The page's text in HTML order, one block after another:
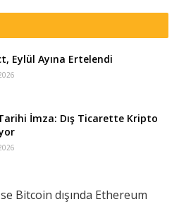
Eylül Ayına Ertelendi
İmza: Dış Ticarette Kripto
Bitcoin dışında Ethereum